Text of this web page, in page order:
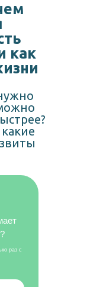
как
раз с